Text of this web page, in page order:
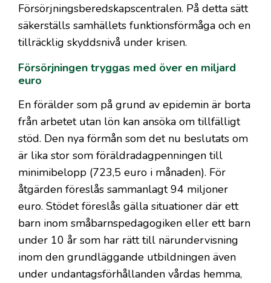
Försörjningsberedskapscentralen. På detta sätt
säkerställs samhällets funktionsförmåga och en
tillräcklig skyddsnivå under krisen.
Försörjningen tryggas med över en miljard
euro
En förälder som på grund av epidemin är borta
från arbetet utan lön kan ansöka om tillfälligt
stöd. Den nya förmån som det nu beslutats om
är lika stor som föräldradagpenningen till
minimibelopp (723,5 euro i månaden). För
åtgärden föreslås sammanlagt 94 miljoner
euro. Stödet föreslås gälla situationer där ett
barn inom småbarnspedagogiken eller ett barn
under 10 år som har rätt till närundervisning
inom den grundläggande utbildningen även
under undantagsförhållanden vårdas hemma,